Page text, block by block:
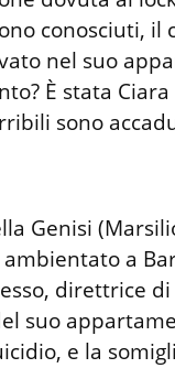
conosciuti, il
nel suo
È stata
sono
Genisi
a
direttrice
suo
e la